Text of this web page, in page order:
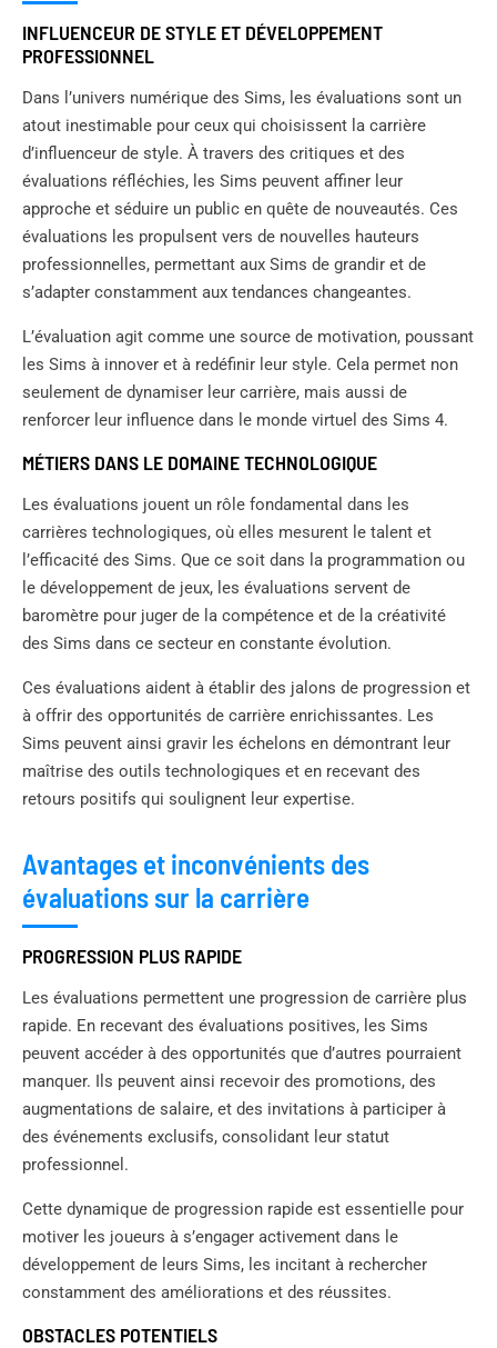
INFLUENCEUR DE STYLE ET DÉVELOPPEMENT
PROFESSIONNEL
Dans l’univers numérique des Sims, les évaluations sont un
atout inestimable pour ceux qui choisissent la carrière
d’influenceur de style. À travers des critiques et des
évaluations réfléchies, les Sims peuvent affiner leur
approche et séduire un public en quête de nouveautés. Ces
évaluations les propulsent vers de nouvelles hauteurs
professionnelles, permettant aux Sims de grandir et de
s’adapter constamment aux tendances changeantes.
L’évaluation agit comme une source de motivation, poussant
les Sims à innover et à redéfinir leur style. Cela permet non
seulement de dynamiser leur carrière, mais aussi de
renforcer leur influence dans le monde virtuel des Sims 4.
MÉTIERS DANS LE DOMAINE TECHNOLOGIQUE
Les évaluations jouent un rôle fondamental dans les
carrières technologiques, où elles mesurent le talent et
l’efficacité des Sims. Que ce soit dans la programmation ou
le développement de jeux, les évaluations servent de
baromètre pour juger de la compétence et de la créativité
des Sims dans ce secteur en constante évolution.
Ces évaluations aident à établir des jalons de progression et
à offrir des opportunités de carrière enrichissantes. Les
Sims peuvent ainsi gravir les échelons en démontrant leur
maîtrise des outils technologiques et en recevant des
retours positifs qui soulignent leur expertise.
Avantages et inconvénients des
évaluations sur la carrière
PROGRESSION PLUS RAPIDE
Les évaluations permettent une progression de carrière plus
rapide. En recevant des évaluations positives, les Sims
peuvent accéder à des opportunités que d’autres pourraient
manquer. Ils peuvent ainsi recevoir des promotions, des
augmentations de salaire, et des invitations à participer à
des événements exclusifs, consolidant leur statut
professionnel.
Cette dynamique de progression rapide est essentielle pour
motiver les joueurs à s’engager activement dans le
développement de leurs Sims, les incitant à rechercher
constamment des améliorations et des réussites.
OBSTACLES POTENTIELS